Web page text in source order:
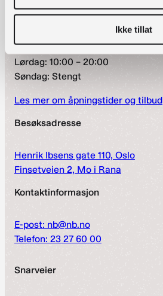
Ikke tillat
Åpningstider
Mandag–fredag: 09:00 – 22:00
Lørdag: 10:00 – 20:00
Søndag: Stengt
Les mer om åpningstider og tilbud
Besøksadresse
Henrik Ibsens gate 110, Oslo
Finsetveien 2, Mo i Rana
Kontaktinformasjon
E-post: nb@nb.no
Telefon: 23 27 60 00
Snarveier